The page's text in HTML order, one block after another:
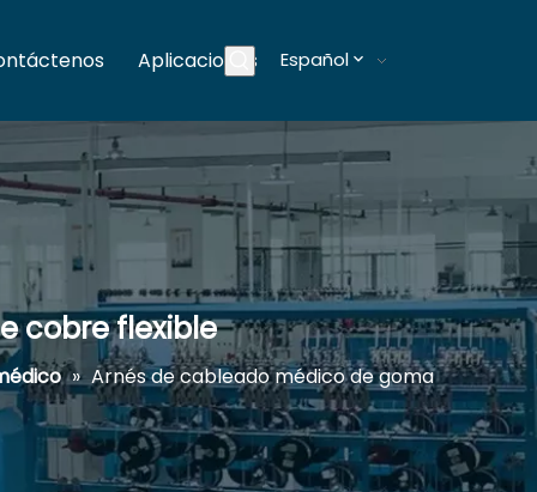
Aplicaciones Blogs
Español
cobre flexible
» Arnés de cableado médico de goma